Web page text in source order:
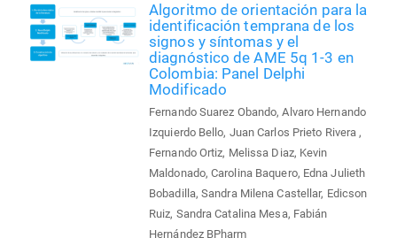
Algoritmo de orientación para la
identificación temprana de los
signos y síntomas y el
diagnóstico de AME 5q 1-3 en
Colombia: Panel Delphi
Modificado
Fernando Suarez Obando, Alvaro Hernando
Izquierdo Bello, Juan Carlos Prieto Rivera ,
Fernando Ortiz, Melissa Diaz, Kevin
Maldonado, Carolina Baquero, Edna Julieth
Bobadilla, Sandra Milena Castellar, Edicson
Ruiz, Sandra Catalina Mesa, Fabián
Hernández BPharm